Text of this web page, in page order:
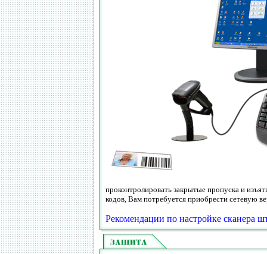
проконтролировать закрытые пропуска и
кодов, Вам потребуется приобрести сетевую
Рекомендации по настройке сканера